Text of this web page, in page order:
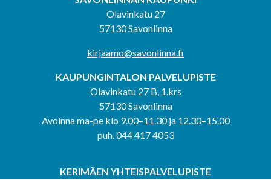
Olavinkatu 27
57130 Savonlinna
kirjaamo@savonlinna.fi
KAUPUNGINTALON PALVELUPISTE
Olavinkatu 27 B, 1.krs
57130 Savonlinna
Avoinna ma-pe klo 9.00–11.30 ja 12.30–15.00
puh. 044 417 4053
KERIMÄEN YHTEISPALVELUPISTE